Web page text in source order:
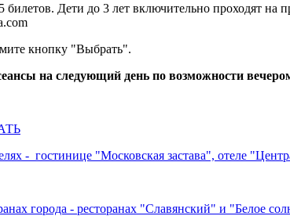
билетов. Дети до 3 лет включительно проходят
кнопку "Выбрать".
на следующий день по возможности
- гостинице "Московская застава", отеле
города - ресторанах "Славянский" и "Белое